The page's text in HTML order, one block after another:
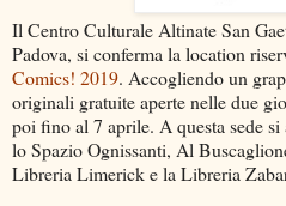
Il Centro Culturale Altinate San
Padova, si conferma la location
Comics! 2019. Accogliendo un
originali gratuite aperte nelle due
poi fino al 7 aprile. A questa sede
lo Spazio Ognissanti, Al
Libreria Limerick e la Libreria